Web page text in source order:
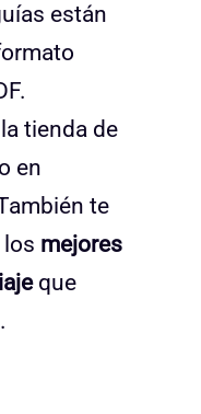
están
tienda de
en
te
mejores
que